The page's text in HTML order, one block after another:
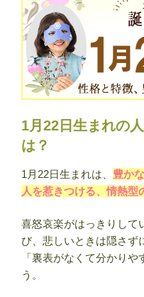
格
と
特
徴
別
の
い・
運
相
性・
名
1月22日生まれの
は？
1月22日生まれは、 豊か
人を惹きつける、情熱型
喜怒哀楽がはっきりして
び、悲しいときは隠さず
「裏表がなくて分かり
う。